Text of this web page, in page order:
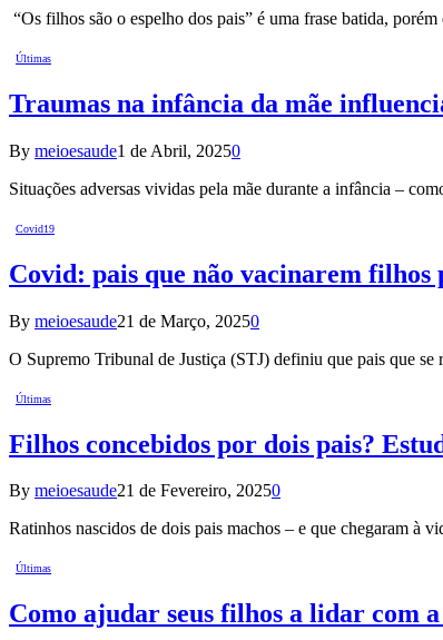
“Os filhos são o espelho dos pais” é uma frase batida,
Últimas
Traumas na infância da mãe
By meioesaude1 de Abril, 20250
Situações adversas vividas pela mãe durante a infância –
Covid19
Covid: pais que não vacinarem filhos
By meioesaude21 de Março, 20250
O Supremo Tribunal de Justiça (STJ) definiu que pais que
Últimas
Filhos concebidos por dois pais?
By meioesaude21 de Fevereiro, 20250
Ratinhos nascidos de dois pais machos – e que chegaram à
Últimas
Como ajudar seus filhos a lidar com